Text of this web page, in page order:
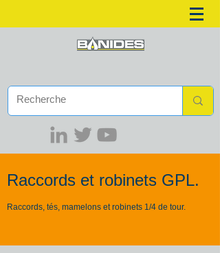
Raccords et robinets GPL.
Raccords, tés, mamelons et robinets 1/4 de tour.